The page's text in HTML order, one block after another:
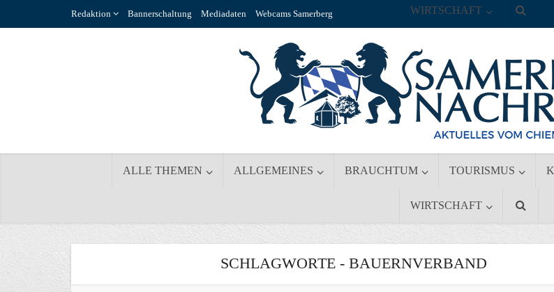
Redaktion Bannerschaltung Mediadaten Webcams Samerberg
ALLE THEMEN ALLGEMEINES BRAUCHTUM TOURISMUS
WIRTSCHAFT
WIRTSCHAFT
SCHLAGWORTE - BAUERNVERBAND